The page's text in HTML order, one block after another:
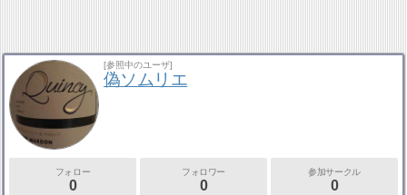
[参照中のユーザ]
偽ソムリエ
フォロー
0
フォロワー
0
参加サークル
0